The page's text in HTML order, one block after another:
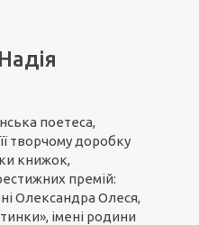
Надія
поетеса,
творчому доробку
книжок,
премій:
Олександра Олеся,
імені родини